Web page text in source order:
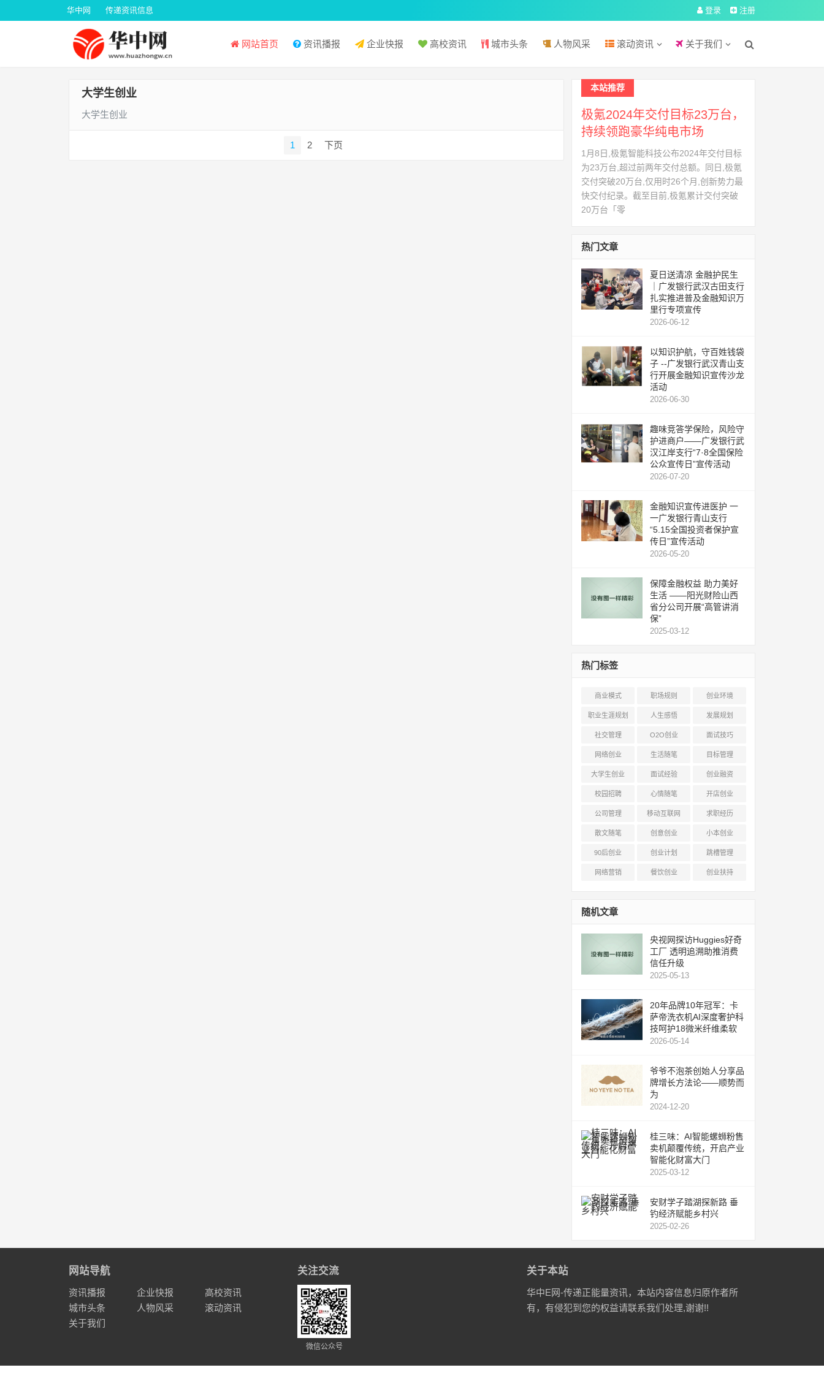
华中网 传递资讯信息 登录 注册
网站首页 资讯播报 企业快报 高校资讯 城市头条 人物风采 滚动资讯 关于我们
大学生创业
大学生创业
1 2 下页
本站推荐
极氪2024年交付目标23万台，
持续领跑豪华纯电市场
1月8日,极氪智能科技公布2024年交付目标
为23万台,超过前两年交付总额。同日,极氪
交付突破20万台,仅用时26个月,创新势力最
快交付纪录。截至目前,极氪累计交付突破
20万台「零
热门文章
夏日送清凉 金融护民生
｜广发银行武汉古田支行
扎实推进普及金融知识万
里行专项宣传
2026-06-12
以知识护航，守百姓钱袋
子 --广发银行武汉青山支
行开展金融知识宣传沙龙
活动
2026-06-30
趣味竞答学保险，风险守
护进商户——广发银行武
汉江岸支行“7·8全国保险
公众宣传日”宣传活动
2026-07-20
金融知识宣传进医护 一
一广发银行青山支行
“5.15全国投资者保护宣
传日”宣传活动
2026-05-20
保障金融权益 助力美好
生活 ——阳光财险山西
省分公司开展“高管讲消
保”
2025-03-12
热门标签
商业模式 职场规则 创业环境
职业生涯规划 人生感悟 发展规划
社交管理 O2O创业 面试技巧
网络创业 生活随笔 目标管理
大学生创业 面试经验 创业融资
校园招聘 心情随笔 开店创业
公司管理 移动互联网 求职经历
散文随笔 创意创业 小本创业
90后创业 创业计划 跳槽管理
网络营销 餐饮创业 创业扶持
随机文章
央视网探访Huggies好奇
工厂 透明追溯助推消费
信任升级
2025-05-13
20年品牌10年冠军：卡
萨帝洗衣机AI深度奢护科
技呵护18微米纤维柔软
2026-05-14
爷爷不泡茶创始人分享品
牌增长方法论——顺势而
为
2024-12-20
桂三味：AI智能螺蛳粉售
卖机颠覆传统，开启产业
智能化财富大门
2025-03-12
安财学子踏湖探新路 垂
钓经济赋能乡村兴
2025-02-26
网站导航
资讯播报 企业快报
高校资讯
城市头条
人物风采
滚动资讯
关于我们
关注交流
微信公众号
关于本站
华中E网-传递正能量资讯，本站内容信息归原作者所
有，有侵犯到您的权益请联系我们处理,谢谢!!